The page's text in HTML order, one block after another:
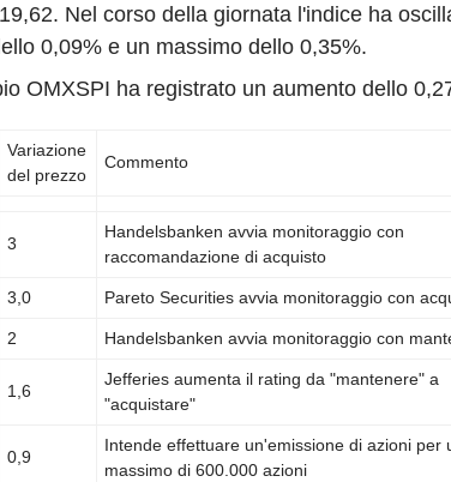
Nel corso della giornata l'indice ha
0,09% e un massimo dello 0,35%.
OMXSPI ha registrato un aumento dello
Variazione
del prezzo
Commento
3
Handelsbanken avvia monitoraggio con
raccomandazione di acquisto
3,0 Pareto Securities avvia monitoraggio con
2 Handelsbanken avvia monitoraggio con
1,6
Jefferies aumenta il rating da "mantenere" a
"acquistare"
0,9
Intende effettuare un'emissione di azioni per
massimo di 600.000 azioni